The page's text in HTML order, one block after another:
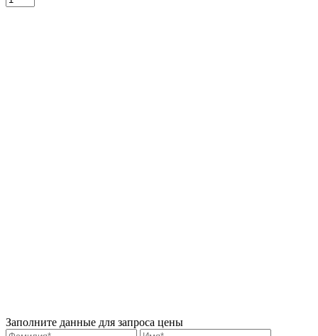
Заполните данные для запроса цены